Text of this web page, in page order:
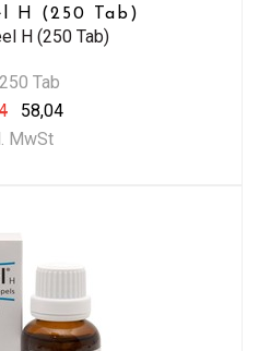
H (250 Tab)
H (250 Tab)
Tab
58,04
MwSt